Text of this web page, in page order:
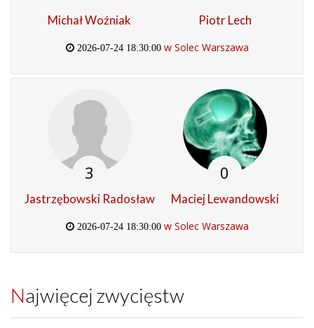
Michał Woźniak Piotr Lech
2026-07-24 18:30:00w Solec Warszawa
3
Jastrzębowski Radosław
0
Maciej Lewandowski
2026-07-24 18:30:00w Solec Warszawa
Najwięcej zwycięstw